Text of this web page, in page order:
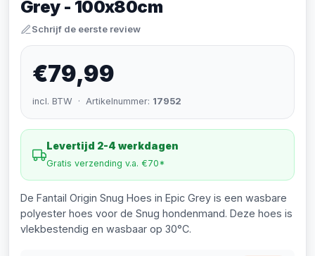
Grey - 100x80cm
Schrijf de eerste review
€79,99
incl. BTW · Artikelnummer: 17952
Levertijd 2-4 werkdagen
Gratis verzending v.a. €70*
De Fantail Origin Snug Hoes in Epic Grey is een wasbare
polyester hoes voor de Snug hondenmand. Deze hoes is
vlekbestendig en wasbaar op 30°C.